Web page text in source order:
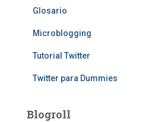
Glosario
Microblogging
Tutorial Twitter
Twitter para Dummies
Blogroll